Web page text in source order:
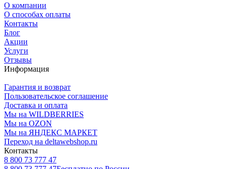
О компании
О способах оплаты
Контакты
Блог
Акции
Услуги
Отзывы
Информация
Гарантия и возврат
Пользовательское соглашение
Доставка и оплата
Мы на WILDBERRIES
Мы на OZON
Мы на ЯНДЕКС МАРКЕТ
Переход на deltawebshop.ru
Контакты
8 800 73 777 47